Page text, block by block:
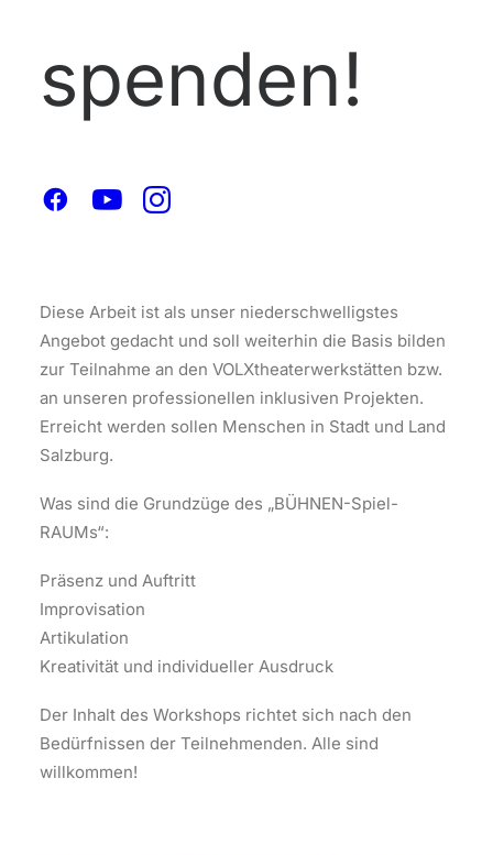
spenden!
INKLUSIVE TANZ-
UND THEATERARBEIT
SALZBURG
Diese Arbeit ist als unser niederschwelligstes
Angebot gedacht und soll weiterhin die Basis bilden
zur Teilnahme an den VOLXtheaterwerkstätten bzw.
an unseren professionellen inklusiven Projekten.
Erreicht werden sollen Menschen in Stadt und Land
Salzburg.
Was sind die Grundzüge des „BÜHNEN-Spiel-
RAUMs“:
Präsenz und Auftritt
Improvisation
Artikulation
Kreativität und individueller Ausdruck
Der Inhalt des Workshops richtet sich nach den
Bedürfnissen der Teilnehmenden. Alle sind
willkommen!